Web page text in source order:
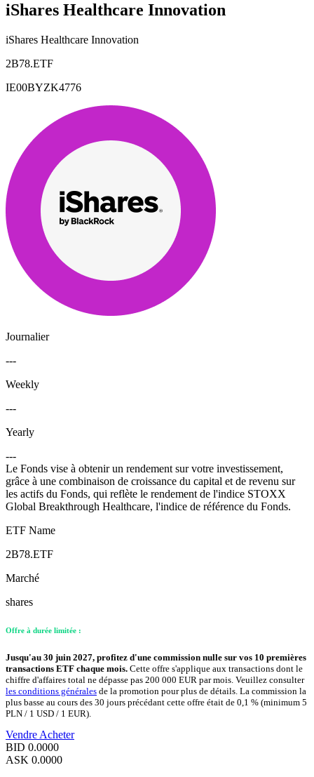
iShares Healthcare Innovation
iShares Healthcare Innovation
2B78.ETF
IE00BYZK4776
Journalier
---
Weekly
---
Yearly
---
Le Fonds vise à obtenir un rendement sur votre investissement,
grâce à une combinaison de croissance du capital et de revenu sur
les actifs du Fonds, qui reflète le rendement de l'indice STOXX
Global Breakthrough Healthcare, l'indice de référence du Fonds.
ETF Name
2B78.ETF
Marché
shares
Offre à durée limitée :
Jusqu'au 30 juin 2027, profitez d'une commission nulle sur vos 10 premières
transactions ETF chaque mois. Cette offre s'applique aux transactions dont le
chiffre d'affaires total ne dépasse pas 200 000 EUR par mois. Veuillez consulter
les conditions générales de la promotion pour plus de détails. La commission la
plus basse au cours des 30 jours précédant cette offre était de 0,1 % (minimum 5
PLN / 1 USD / 1 EUR).
Vendre Acheter
BID 0.0000
ASK 0.0000